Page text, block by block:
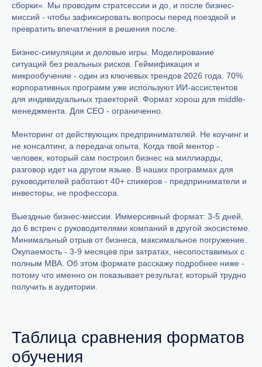
сборки». Мы проводим стратсессии и до, и после бизнес-
миссий - чтобы зафиксировать вопросы перед поездкой и
превратить впечатления в решения после.
Бизнес-симуляции и деловые игры. Моделирование
ситуаций без реальных рисков. Геймификация и
микрообучение - один из ключевых трендов 2026 года. 70%
корпоративных программ уже используют ИИ-ассистентов
для индивидуальных траекторий. Формат хорош для middle-
менеджмента. Для CEO - ограниченно.
Менторинг от действующих предпринимателей. Не коучинг и
не консалтинг, а передача опыта. Когда твой ментор -
человек, который сам построил бизнес на миллиарды,
разговор идет на другом языке. В наших программах для
руководителей работают 40+ спикеров - предприниматели и
инвесторы, не профессора.
Выездные бизнес-миссии. Иммерсивный формат: 3-5 дней,
до 6 встреч с руководителями компаний в другой экосистеме.
Минимальный отрыв от бизнеса, максимальное погружение.
Окупаемость - 3-9 месяцев при затратах, несопоставимых с
полным MBA. Об этом формате расскажу подробнее ниже -
потому что именно он показывает результат, который трудно
получить в аудитории.
Таблица сравнения форматов
обучения